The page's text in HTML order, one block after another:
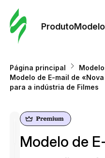
Produto
Página principal
Modelo de E-mail de
para a indústria de Filmes
Modelo de